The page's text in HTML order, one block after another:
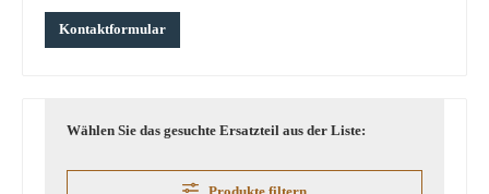
Kontaktformular
Wählen Sie das gesuchte Ersatzteil aus der Liste: